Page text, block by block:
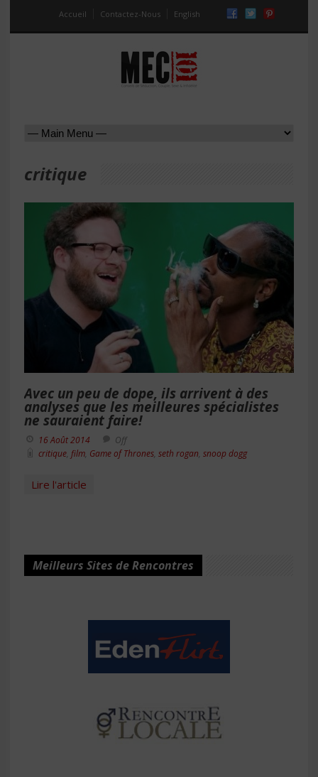
Accueil Contactez-Nous English
critique
Avec un peu de dope, ils arrivent à des
analyses que les meilleures spécialistes
ne sauraient faire!
16 Août 2014
Off
critique film Game of Thrones seth rogan snoop dogg
Lire l'article
Meilleurs Sites de Rencontres